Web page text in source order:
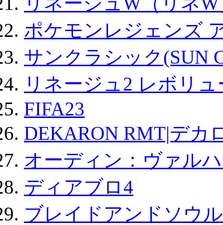
ポケモンレジェンズ
サンクラシック(SUN
リネージュ2 レボリ
FIFA23
DEKARON RMT|デカ
オーディン：ヴァル
ディアブロ4
ブレイドアンドソウ